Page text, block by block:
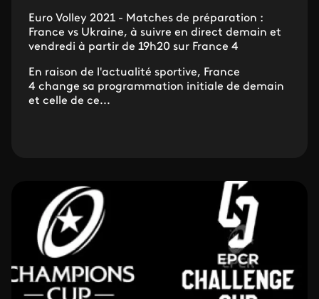
Euro Volley 2021 - Matches de préparation :
France vs Ukraine, à suivre en direct demain et
vendredi à partir de 19h20 sur France 4
En raison de l'actualité sportive, France
4 change sa programmation initiale de demain
et celle de ce...